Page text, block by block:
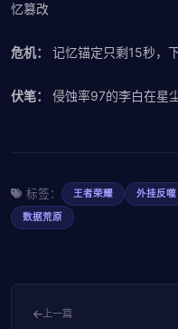
忆篡改
危机： 记忆锚定只剩15秒，
伏笔： 侵蚀率97的李白在星
标签： 王者荣耀 外挂反噬
数据荒原
上一篇